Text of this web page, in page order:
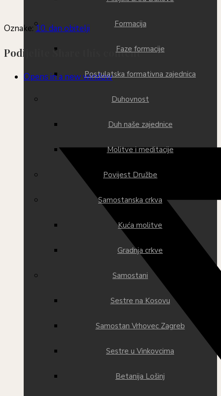
Formacija
Faze formacije
Postulatska formativna zajednica
Duhovnost
Duh naše zajednice
Molitve i meditacije
Povijest Družbe
Samostanska crkva
Kuća molitve
Gradnja crkve
Samostani
Sestre na Kosovu
Samostan Vrhovec Zagreb
Sestre u Vinkovcima
Betanija Lošinj
Oznake:10. dan obitelji
Podijelite Share this content
Opens in a new window